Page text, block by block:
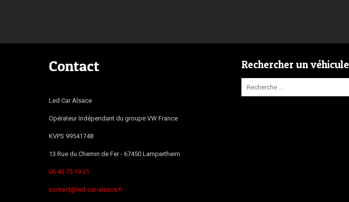
Contact
Led Car Alsace
Opérateur Indépendant du groupe VW France
KVPS 99541748
13 Rue du Chemin de Fer - 67450 Lampertheim
06 40 75 19 21
contact@led-car-alsace.fr
Rechercher un véhicule